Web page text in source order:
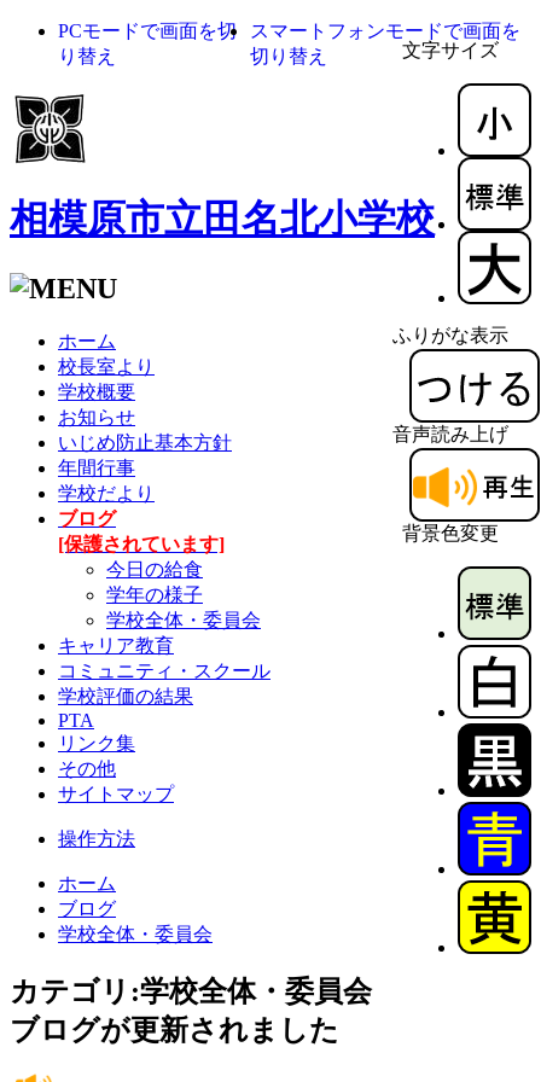
文字サイズ
ふりがな表示
音声読み上げ
背景色変更
PCモードで画面を切
り替え
スマートフォンモードで画面を
切り替え
相模原市立田名北小学校
ホーム
校長室より
学校概要
お知らせ
いじめ防止基本方針
年間行事
学校だより
ブログ
[保護されています]
今日の給食
学年の様子
学校全体・委員会
キャリア教育
コミュニティ・スクール
学校評価の結果
PTA
リンク集
その他
サイトマップ
操作方法
ホーム
ブログ
学校全体・委員会
カテゴリ:学校全体・委員会
ブログが更新されました